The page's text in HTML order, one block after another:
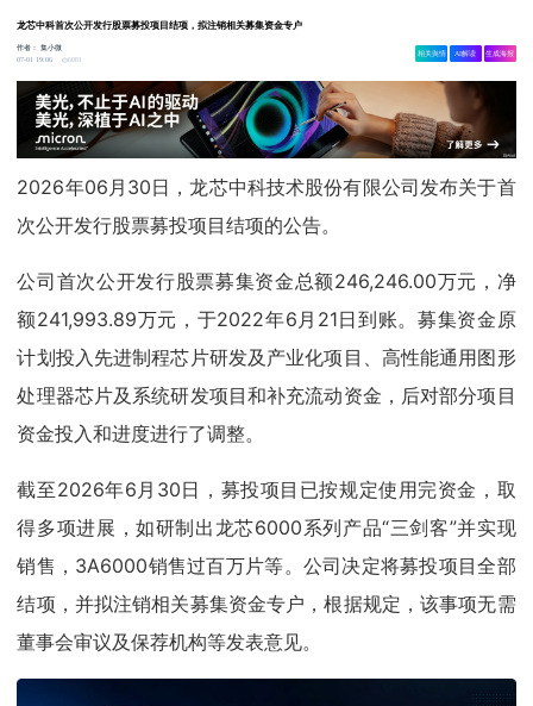
龙芯中科首次公开发行股票募投项目结项，拟注销相关募集资金专户
作者：集小微
07-01 19:06
6081
相关舆情 AI解读 生成海报
2026年06月30日，龙芯中科技术股份有限公司发布关于首
次公开发行股票募投项目结项的公告。
公司首次公开发行股票募集资金总额246,246.00万元，净
额241,993.89万元，于2022年6月21日到账。募集资金原
计划投入先进制程芯片研发及产业化项目、高性能通用图形
处理器芯片及系统研发项目和补充流动资金，后对部分项目
资金投入和进度进行了调整。
截至2026年6月30日，募投项目已按规定使用完资金，取
得多项进展，如研制出龙芯6000系列产品“三剑客”并实现
销售，3A6000销售过百万片等。公司决定将募投项目全部
结项，并拟注销相关募集资金专户，根据规定，该事项无需
董事会审议及保荐机构等发表意见。